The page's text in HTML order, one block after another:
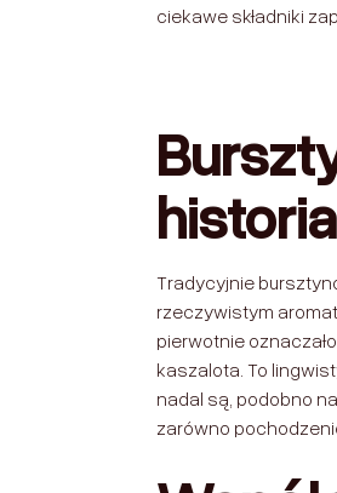
ciekawe składniki
Tradycyjnie
rzeczywistym
pierwotnie
kaszalota. To
nadal są, podobno
zarówno